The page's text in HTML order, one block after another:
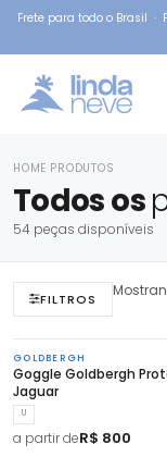
Frete para todo o Brasil ·
HOME PRODUTOS
Todos os
54 peças disponíveis
FILTROS
GOLDBERGH
Goggle Goldbergh
Jaguar
U
a partir deR$ 800